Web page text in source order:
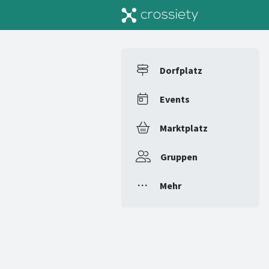
Dorfplatz
Events
Marktplatz
Gruppen
Mehr